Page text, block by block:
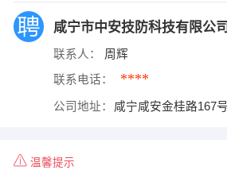
咸宁市中安技防科技有限公司
联系人： 周辉
联系电话： ****
公司地址： 咸宁咸安金桂路167
温馨提示